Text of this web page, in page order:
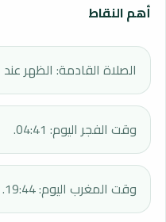
أهم النقاط
الصلاة القادمة: الظهر عند 13:01.
وقت الفجر اليوم: 04:41.
وقت المغرب اليوم: 19:44.